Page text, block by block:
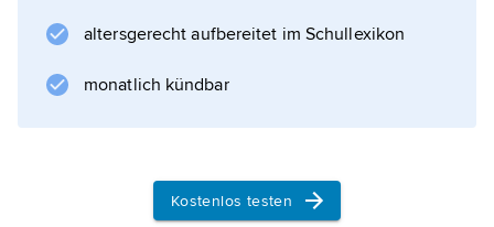
altersgerecht aufbereitet im Schullexikon
monatlich kündbar
Kostenlos testen